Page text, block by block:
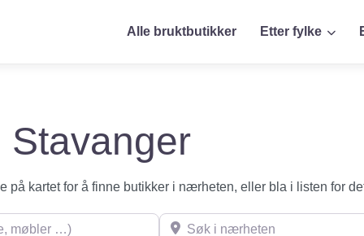
Alle bruktbutikker Etter fylke
Stavanger
på kartet for å finne butikker i nærheten, eller bla i listen for
…) Søk i nærheten